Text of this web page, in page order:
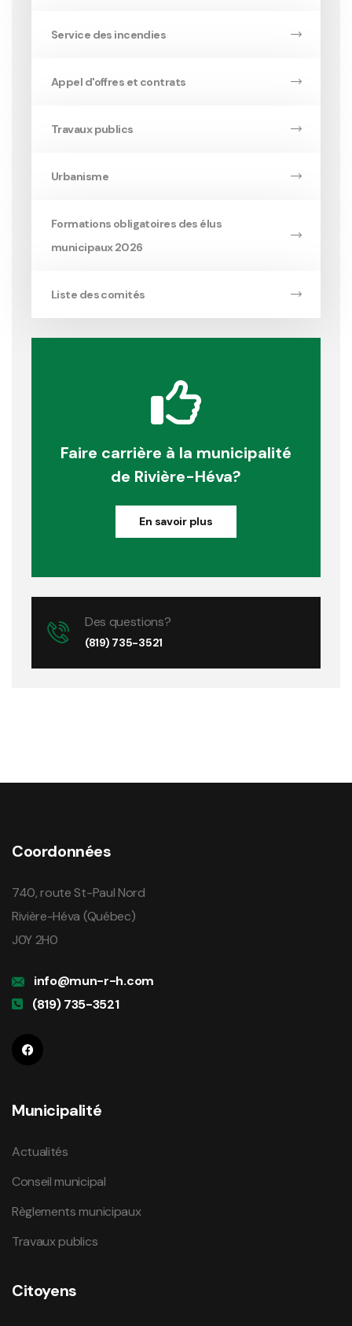
Service des incendies
Appel d'offres et contrats
Travaux publics
Urbanisme
Formations obligatoires des élus
municipaux 2026
Liste des comités
Faire carrière à la municipalité
de Rivière-Héva?
En savoir plus
Des questions?
(819) 735-3521
Coordonnées
740, route St-Paul Nord
Rivière-Héva (Québec)
J0Y 2H0
info@mun-r-h.com
(819) 735-3521
Municipalité
Actualités
Conseil municipal
Règlements municipaux
Travaux publics
Citoyens